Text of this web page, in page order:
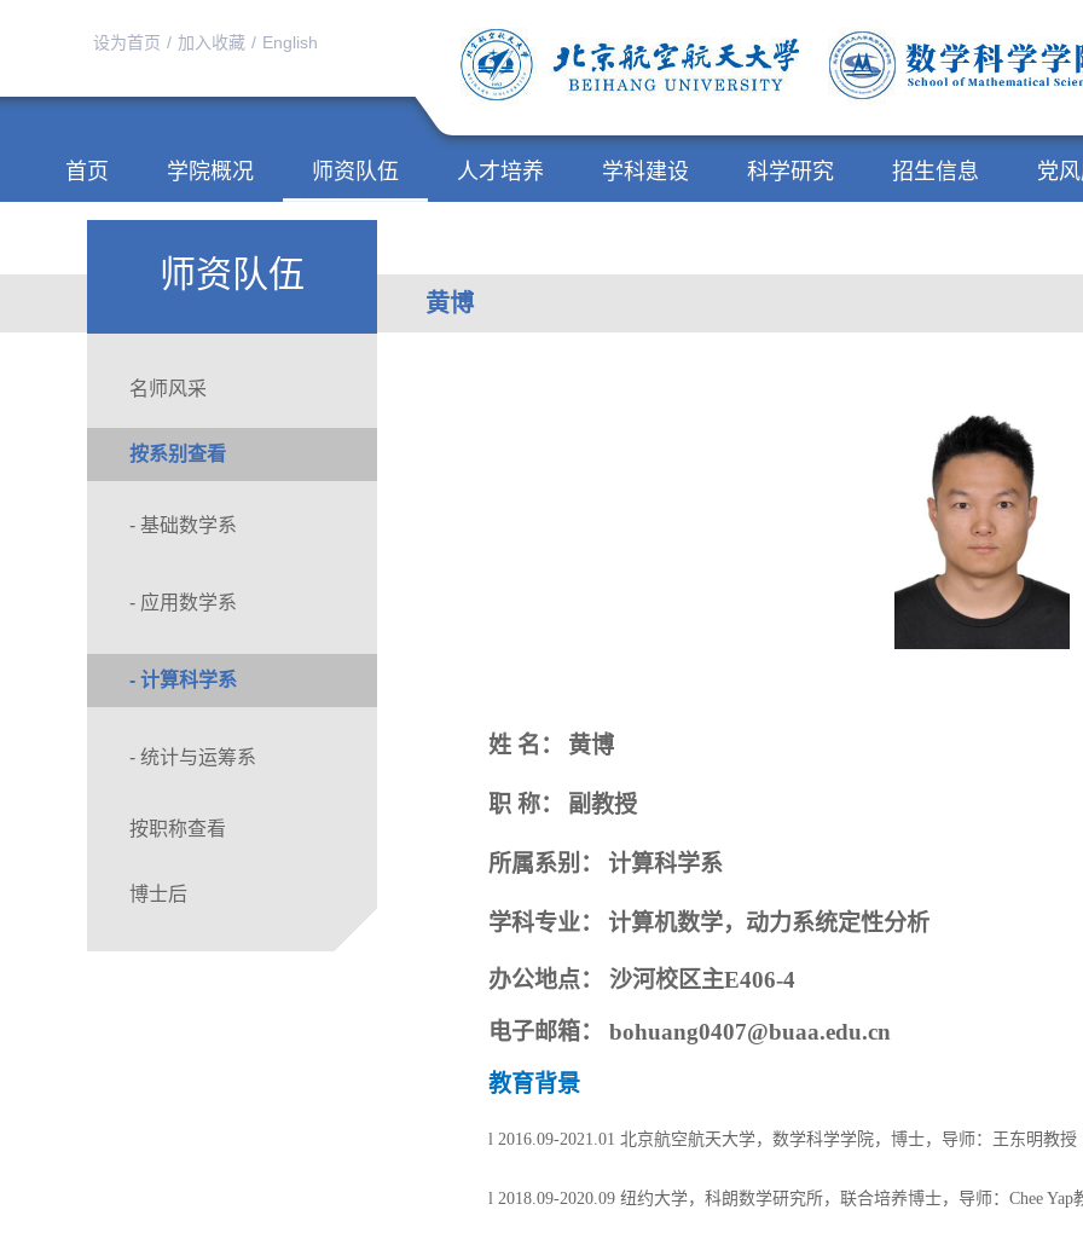
设为首页 / 加入收藏 / English
首页 学院概况 师资队伍 人才培养 学科建设 科学研究 招生信息 党
师资队伍
黄博
名师风采
按系别查看
- 基础数学系
- 应用数学系
- 计算科学系
- 统计与运筹系
按职称查看
博士后
姓 名： 黄博
职 称： 副教授
所属系别： 计算科学系
学科专业： 计算机数学，动力系统定性分析
办公地点： 沙河校区主E406-4
电子邮箱： bohuang0407@buaa.edu.cn
教育背景
l 2016.09-2021.01 北京航空航天大学，数学科学学院，博士，导师：王东明教授
l 2018.09-2020.09 纽约大学，科朗数学研究所，联合培养博士，导师：Chee Yap